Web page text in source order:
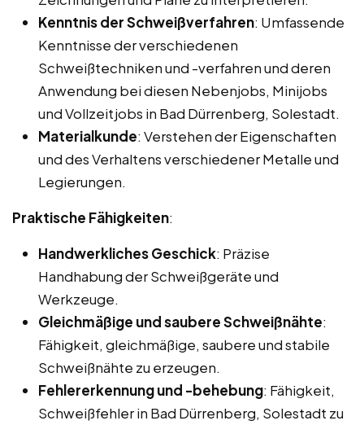
Kenntnis der Schweißverfahren: Umfassende
Kenntnisse der verschiedenen
Schweißtechniken und -verfahren und deren
Anwendung bei diesen Nebenjobs, Minijobs
und Vollzeitjobs in Bad Dürrenberg, Solestadt.
Materialkunde: Verstehen der Eigenschaften
und des Verhaltens verschiedener Metalle und
Legierungen.
Praktische Fähigkeiten:
Handwerkliches Geschick: Präzise
Handhabung der Schweißgeräte und
Werkzeuge.
Gleichmäßige und saubere Schweißnähte:
Fähigkeit, gleichmäßige, saubere und stabile
Schweißnähte zu erzeugen.
Fehlererkennung und -behebung: Fähigkeit,
Schweißfehler in Bad Dürrenberg, Solestadt zu